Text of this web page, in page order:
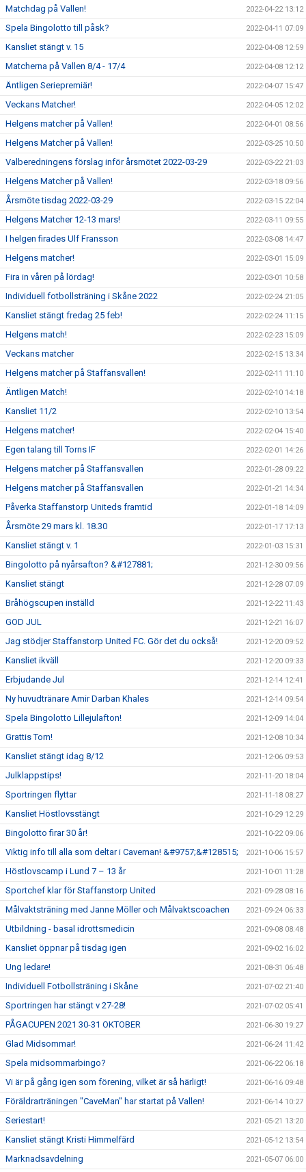
Matchdag på Vallen! 2022-04-22 13:12
Spela Bingolotto till påsk? 2022-04-11 07:09
Kansliet stängt v. 15 2022-04-08 12:59
Matcherna på Vallen 8/4 - 17/4 2022-04-08 12:12
Äntligen Seriepremiär! 2022-04-07 15:47
Veckans Matcher! 2022-04-05 12:02
Helgens matcher på Vallen! 2022-04-01 08:56
Helgens Matcher på Vallen! 2022-03-25 10:50
Valberedningens förslag inför årsmötet 2022-03-29 2022-03-22 21:03
Helgens Matcher på Vallen! 2022-03-18 09:56
Årsmöte tisdag 2022-03-29 2022-03-15 22:04
Helgens Matcher 12-13 mars! 2022-03-11 09:55
I helgen firades Ulf Fransson 2022-03-08 14:47
Helgens matcher! 2022-03-01 15:09
Fira in våren på lördag! 2022-03-01 10:58
Individuell fotbollsträning i Skåne 2022 2022-02-24 21:05
Kansliet stängt fredag 25 feb! 2022-02-24 11:15
Helgens match! 2022-02-23 15:09
Veckans matcher 2022-02-15 13:34
Helgens matcher på Staffansvallen! 2022-02-11 11:10
Äntligen Match! 2022-02-10 14:18
Kansliet 11/2 2022-02-10 13:54
Helgens matcher! 2022-02-04 15:40
Egen talang till Torns IF 2022-02-01 14:26
Helgens matcher på Staffansvallen 2022-01-28 09:22
Helgens matcher på Staffansvallen 2022-01-21 14:34
Påverka Staffanstorp Uniteds framtid 2022-01-18 14:09
Årsmöte 29 mars kl. 18.30 2022-01-17 17:13
Kansliet stängt v. 1 2022-01-03 15:31
Bingolotto på nyårsafton? &#127881; 2021-12-30 09:56
Kansliet stängt 2021-12-28 07:09
Bråhögscupen inställd 2021-12-22 11:43
GOD JUL 2021-12-21 16:07
Jag stödjer Staffanstorp United FC. Gör det du också! 2021-12-20 09:52
Kansliet ikväll 2021-12-20 09:33
Erbjudande Jul 2021-12-14 12:41
Ny huvudtränare Amir Darban Khales 2021-12-14 09:54
Spela Bingolotto Lillejulafton! 2021-12-09 14:04
Grattis Torn! 2021-12-08 10:34
Kansliet stängt idag 8/12 2021-12-06 09:53
Julklappstips! 2021-11-20 18:04
Sportringen flyttar 2021-11-18 08:27
Kansliet Höstlovsstängt 2021-10-29 12:29
Bingolotto firar 30 år! 2021-10-22 09:06
Viktig info till alla som deltar i Caveman! &#9757;&#128515; 2021-10-06 15:57
Höstlovscamp i Lund 7 – 13 år 2021-10-01 11:28
Sportchef klar för Staffanstorp United 2021-09-28 08:16
Målvaktsträning med Janne Möller och Målvaktscoachen 2021-09-24 06:33
Utbildning - basal idrottsmedicin 2021-09-08 08:48
Kansliet öppnar på tisdag igen 2021-09-02 16:02
Ung ledare! 2021-08-31 06:48
Individuell Fotbollsträning i Skåne 2021-07-02 21:40
Sportringen har stängt v 27-28! 2021-07-02 05:41
PÅGACUPEN 2021 30-31 OKTOBER 2021-06-30 19:27
Glad Midsommar! 2021-06-24 11:42
Spela midsommarbingo? 2021-06-22 06:18
Vi är på gång igen som förening, vilket är så härligt! 2021-06-16 09:48
Föräldrarträningen "CaveMan" har startat på Vallen! 2021-06-14 10:27
Seriestart! 2021-05-21 13:20
Kansliet stängt Kristi Himmelfärd 2021-05-12 13:54
Marknadsavdelning 2021-05-07 06:00